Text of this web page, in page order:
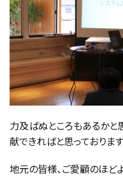
力及ばぬところもあるかと
献できればと思っております
地元の皆様、ご愛顧のほど